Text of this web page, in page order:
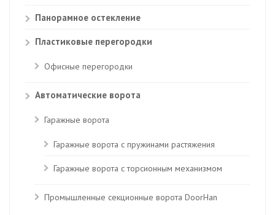
Панорамное остекление
Пластиковые перегородки
Офисные перегородки
Автоматические ворота
Гаражные ворота
Гаражные ворота с пружинами растяжения
Гаражные ворота с торсионным механизмом
Промышленные секционные ворота DoorHan